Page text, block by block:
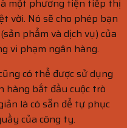
một phương tiện tiếp thị
vời. Nó sẽ cho phép bạn
phẩm và dịch vụ) của
vi phạm ngân hàng.
có thể được sử dụng
hàng bắt đầu cuộc trò
là có sẵn để tự phục
của công ty.